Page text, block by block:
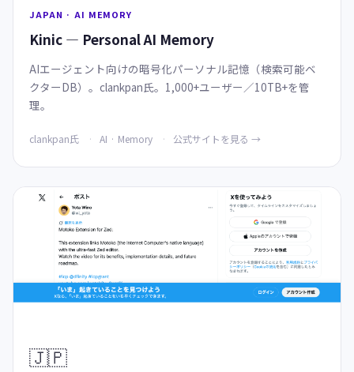
JAPAN · AI MEMORY
Kinic — Personal AI Memory
AIエージェント向けの暗号化パーソナル記憶（検索可能ベ
クターDB）。clankpan氏。1,000+ユーザー／10TB+を管
理。
clankpan氏 AI · Memory 公式サイトを見る →
🇯🇵